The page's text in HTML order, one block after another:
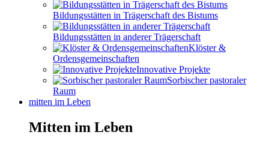
Bildungsstätten in Trägerschaft des Bistums
Bildungsstätten in anderer Trägerschaft
Klöster &
Ordensgemeinschaften
Innovative Projekte
Sorbischer pastoraler
Raum
mitten im Leben
Mitten im Leben